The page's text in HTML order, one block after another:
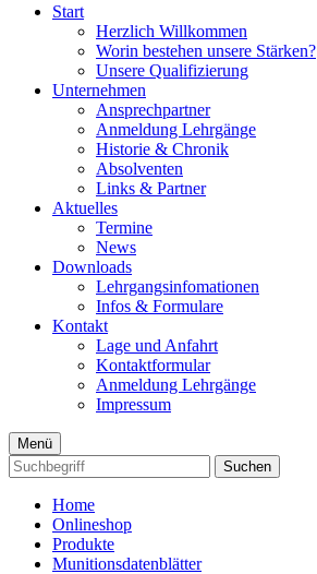
Start
Herzlich Willkommen
Worin bestehen unsere Stärken?
Unsere Qualifizierung
Unternehmen
Ansprechpartner
Anmeldung Lehrgänge
Historie & Chronik
Absolventen
Links & Partner
Aktuelles
Termine
News
Downloads
Lehrgangsinfomationen
Infos & Formulare
Kontakt
Lage und Anfahrt
Kontaktformular
Anmeldung Lehrgänge
Impressum
Menü
Suchen
Home
Onlineshop
Produkte
Munitionsdatenblätter